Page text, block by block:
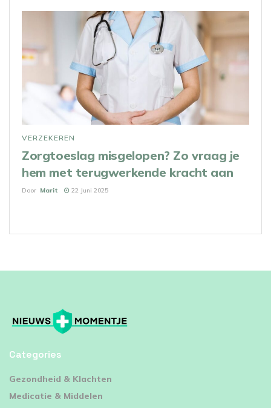
VERZEKEREN
Zorgtoeslag misgelopen? Zo vraag je
hem met terugwerkende kracht aan
Door Marit 22 Juni 2025
Categories
⁠Gezondheid & Klachten
Medicatie & Middelen